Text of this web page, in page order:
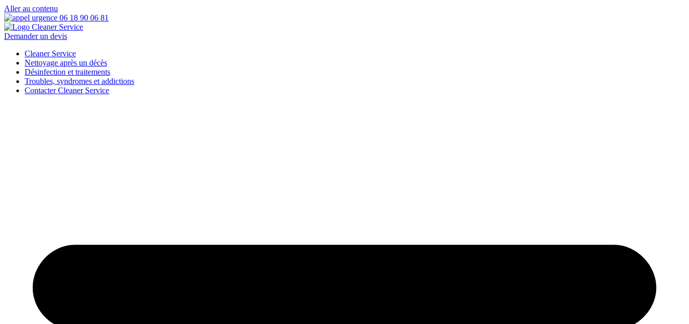
Aller au contenu
Demander un devis
Cleaner Service
Nettoyage après un décès
Désinfection et traitements
Troubles, syndromes et addictions
Contacter Cleaner Service